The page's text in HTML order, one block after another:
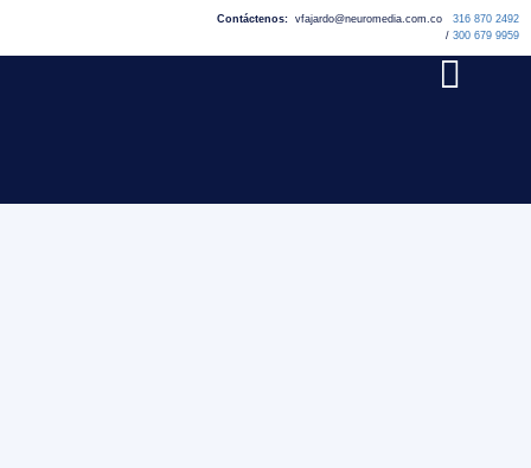
Contáctenos: vfajardo@neuromedia.com.co
316 870 2492
/ 300 679 9959